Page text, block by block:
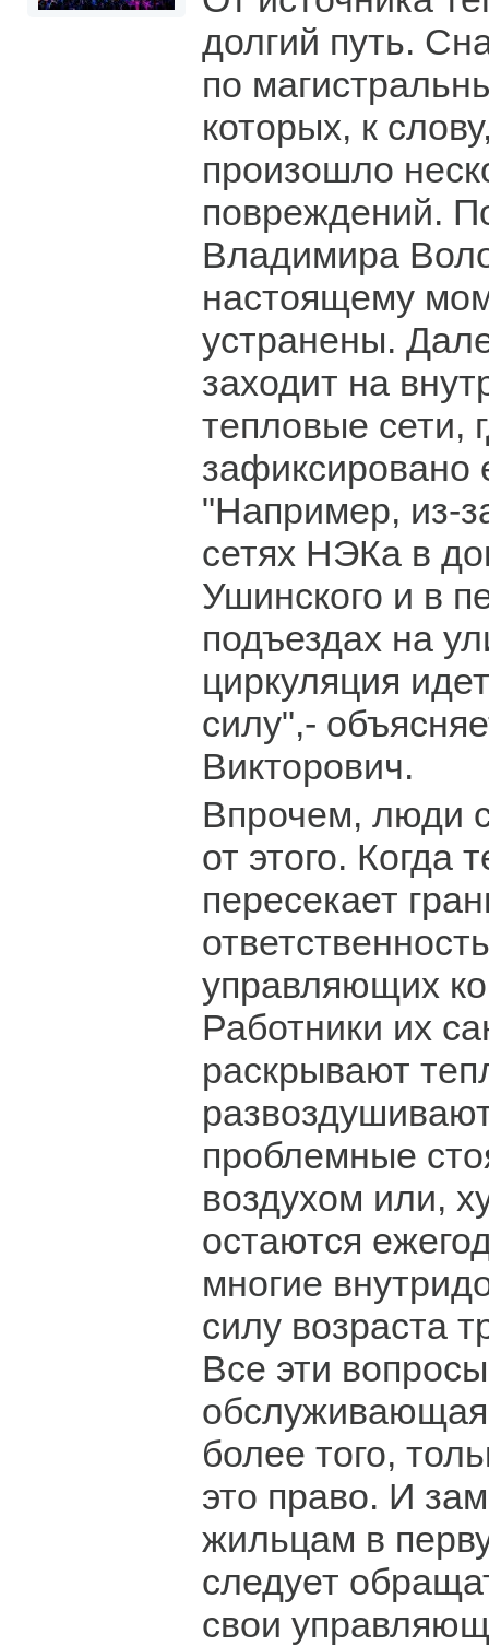
долгий путь.
по
которых, к
произошло
повреждений.
Владимира
настоящему
устранены.
заходит на
тепловые сети,
"Например, из-
сетях НЭКа в
Ушинского и в
подъездах на
циркуляция
силу",-
Викторович.
Впрочем, люди
от этого. Когда
пересекает
управляющих
Работники их
раскрывают
проблемные
воздухом или,
остаются
многие
силу возраста
Все эти
обслуживающая
более того,
это право. И
жильцам в
следует
свои